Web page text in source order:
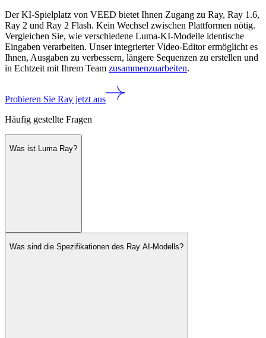
Der KI-Spielplatz von VEED bietet Ihnen Zugang zu Ray, Ray 1.6,
Ray 2 und Ray 2 Flash. Kein Wechsel zwischen Plattformen nötig.
Vergleichen Sie, wie verschiedene Luma-KI-Modelle identische
Eingaben verarbeiten. Unser integrierter Video-Editor ermöglicht es
Ihnen, Ausgaben zu verbessern, längere Sequenzen zu erstellen und
in Echtzeit mit Ihrem Team zusammenzuarbeiten.
Probieren Sie Ray jetzt aus
Häufig gestellte Fragen
Was ist Luma Ray?
Was sind die Spezifikationen des Ray AI-Modells?